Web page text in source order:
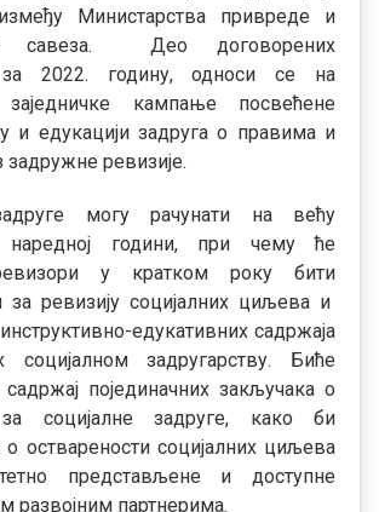
Министарства привреде и
савеза. Део договорених
за 2022. годину, односи се на
заједничке кампање посвећене
и едукацији задруга о правима и
ревизије.
могу рачунати на већу
години, при чему ће
у кратком року бити
за ревизију социјалних циљева и
едукативних садржаја
социјалном задругарству. Биће
појединачних закључака о
социјалне задруге, како би
остварености социјалних циљева
представљене и доступне
развојним партнерима.